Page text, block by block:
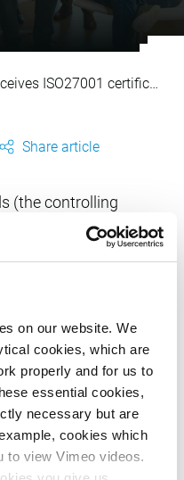
on our website. We
cookies, which are
properly and for us to
essential cookies,
necessary but are
cookies which
to view Vimeo videos.
certificate for information security
Share article
(the controlling
awarded ISO27001
scope 'network and
is an
by ISO, the
publishes
het vaststellen,
beoordelen,
gedocumenteerd